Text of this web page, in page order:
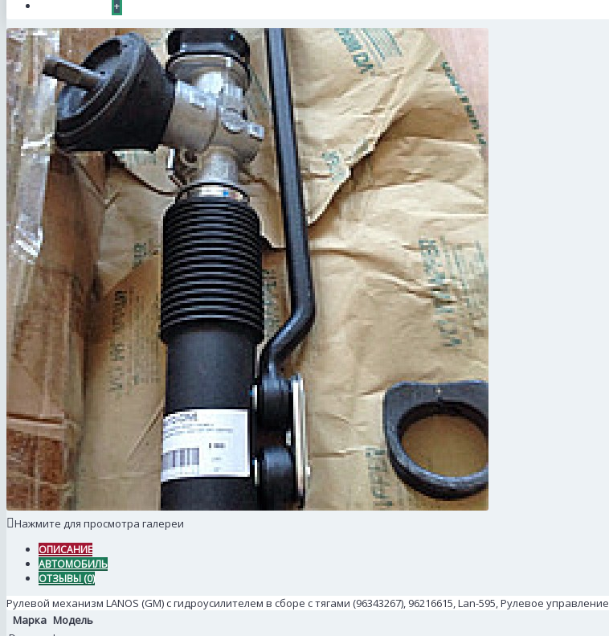
+
Нажмите для просмотра галереи
ОПИСАНИЕ
АВТОМОБИЛЬ
ОТЗЫВЫ (0)
Рулевой механизм LANOS (GM) с гидроусилителем в сборе с тягами (96343267), 96216615, Lan-595, Рулевое управление
Марка Модель